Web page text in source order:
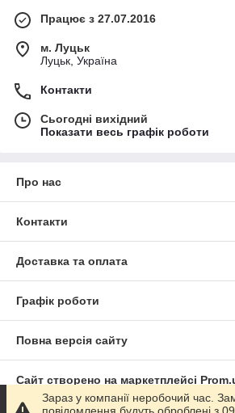
Працює з 27.07.2016
м. Луцьк
Луцьк, Україна
Контакти
Сьогодні вихідний
Показати весь графік роботи
Про нас
Контакти
Доставка та оплата
Графік роботи
Повна версія сайту
Сайт створено на маркетплейсі
Зараз у компанії неробочий час.